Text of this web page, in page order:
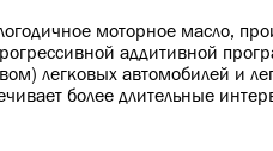
моторное масло,
аддитивной
легковых автомобилей и
более длительные